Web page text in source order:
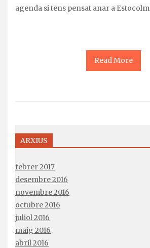
agenda si tens pensat anar a Estocolm
Read More
ARXIUS
febrer 2017
desembre 2016
novembre 2016
octubre 2016
juliol 2016
maig 2016
abril 2016